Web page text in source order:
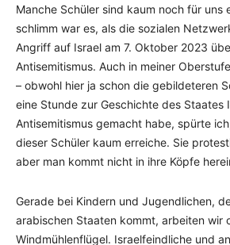
Manche Schüler sind kaum noch für uns
schlimm war es, als die sozialen
Angriff auf Israel am 7. Oktober 2023
Antisemitismus. Auch in meiner
– obwohl hier ja schon die gebildeteren
eine Stunde zur Geschichte des Staates
Antisemitismus gemacht habe, spürte
dieser Schüler kaum erreiche. Sie
aber man kommt nicht in ihre Köpfe
Gerade bei Kindern und Jugendlichen,
arabischen Staaten kommt, arbeiten wir
Windmühlenflügel. Israelfeindliche und